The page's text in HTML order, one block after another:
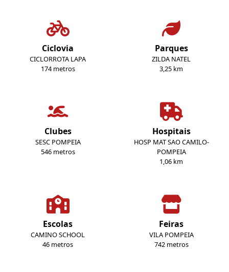
Ciclovia
CICLORROTA LAPA
174 metros
Parques
ZILDA NATEL
3,25 km
Clubes
SESC POMPEIA
546 metros
Hospitais
HOSP MAT SAO CAMILO-
POMPEIA
1,06 km
Escolas
CAMINO SCHOOL
46 metros
Feiras
VILA POMPEIA
742 metros